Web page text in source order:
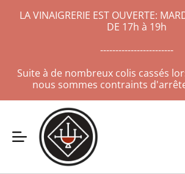
LA VINAIGRERIE EST OUVERTE:
DE 17h à 19h
------------------------
Suite à de nombreux colis cassés
nous sommes contraints